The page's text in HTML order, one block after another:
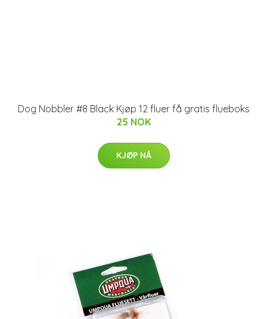
Dog Nobbler #8 Black Kjøp 12 fluer få gratis flueboks
25 NOK
KJØP NÅ